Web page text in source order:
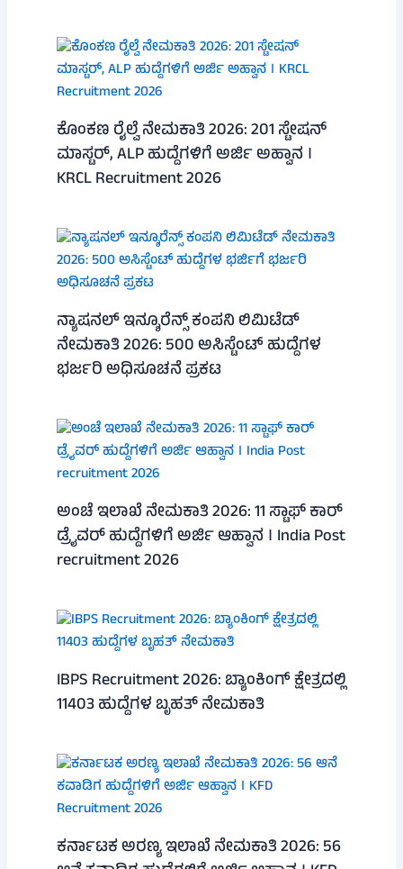
ಕೊಂಕಣ ರೈಲ್ವೆ ನೇಮಕಾತಿ 2026: 201 ಸ್ಟೇಷನ್
ಮಾಸ್ಟರ್, ALP ಹುದ್ದೆಗಳಿಗೆ ಅರ್ಜಿ ಅಹ್ವಾನ ।
KRCL Recruitment 2026
ನ್ಯಾಷನಲ್ ಇನ್ಶೂರೆನ್ಸ್ ಕಂಪನಿ ಲಿಮಿಟೆಡ್
ನೇಮಕಾತಿ 2026: 500 ಅಸಿಸ್ಟೆಂಟ್ ಹುದ್ದೆಗಳ
ಭರ್ಜರಿ ಅಧಿಸೂಚನೆ ಪ್ರಕಟ
ಅಂಚೆ ಇಲಾಖೆ ನೇಮಕಾತಿ 2026: 11 ಸ್ಟಾಫ್ ಕಾರ್
ಡ್ರೈವರ್ ಹುದ್ದೆಗಳಿಗೆ ಅರ್ಜಿ ಆಹ್ವಾನ । India Post
recruitment 2026
IBPS Recruitment 2026: ಬ್ಯಾಂಕಿಂಗ್ ಕ್ಷೇತ್ರದಲ್ಲಿ
11403 ಹುದ್ದೆಗಳ ಬೃಹತ್ ನೇಮಕಾತಿ
ಕರ್ನಾಟಕ ಅರಣ್ಯ ಇಲಾಖೆ ನೇಮಕಾತಿ 2026: 56